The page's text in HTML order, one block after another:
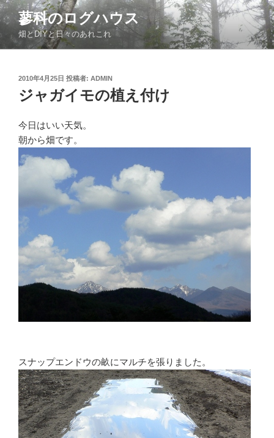
コ
ン
テ
ン
蓼科のログハウス
畑とDIYと日々のあれこれ
投
稿
日:
2010年4月25日 投稿者: ADMIN
ジャガイモの植え付け
今日はいい天気。
朝から畑です。
スナップエンドウの畝にマルチを張りました。